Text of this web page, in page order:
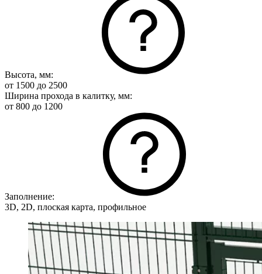
Высота, мм:
от 1500 до 2500
Ширина прохода в калитку, мм:
от 800 до 1200
Заполнение:
3D, 2D, плоская карта, профильное